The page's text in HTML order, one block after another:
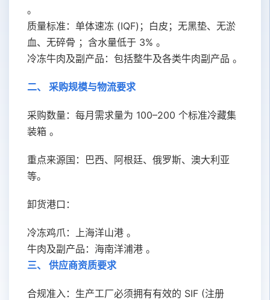
。
质量标准：单体速冻 (IQF) ；白皮；无黑垫、无淤
血、无碎骨 ；含水量低于 3% 。
冷冻牛肉及副产品：包括整牛及各类牛肉副产品 。
二、 采购规模与物流要求
采购数量：每月需求量为 100–200 个标准冷藏集
装箱 。
重点来源国：巴西、阿根廷、俄罗斯、澳大利亚
等。
卸货港口：
冷冻鸡爪：上海洋山港 。
牛肉及副产品：海南洋浦港 。
三、 供应商资质要求
合规准入：生产工厂必须拥有有效的 SIF (注册